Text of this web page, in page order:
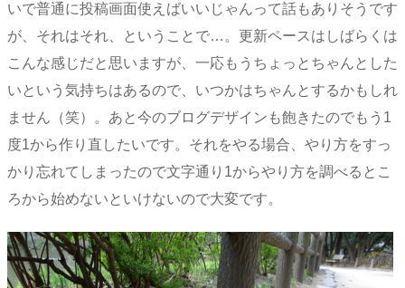
いで普通に投稿画面使えばいいじゃんって話もありそうです
が、それはそれ、ということで…。更新ペースはしばらくは
こんな感じだと思いますが、一応もうちょっとちゃんとした
いという気持ちはあるので、いつかはちゃんとするかもしれ
ません（笑）。あと今のブログデザインも飽きたのでもう1
度1から作り直したいです。それをやる場合、やり方をすっ
かり忘れてしまったので文字通り1からやり方を調べるとこ
ろから始めないといけないので大変です。